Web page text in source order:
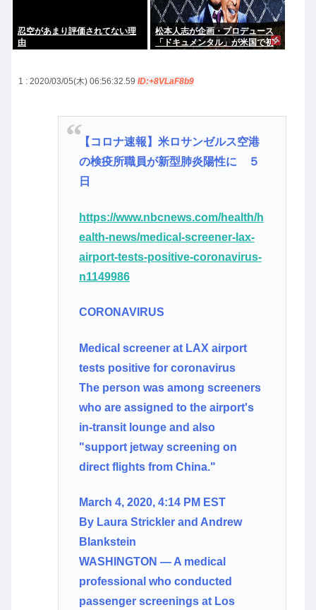
忍空があまり評価されてない理
由
松本人志が企画・プロデュース
「ドキュメンタル」が米国で初
1 : 2020/03/05(木) 06:56:32.59 ID:+8VLaF8b9
【コロナ速報】米ロサンゼルス空港
の検疫所職員が新型肺炎陽性に ５
日
https://www.nbcnews.com/health/h
ealth-news/medical-screener-lax-
airport-tests-positive-coronavirus-
n1149986
CORONAVIRUS
Medical screener at LAX airport
tests positive for coronavirus
The person was among screeners
who are assigned to the airport's
in-transit lounge and also
"support jetway screening on
direct flights from China."
March 4, 2020, 4:14 PM EST
By Laura Strickler and Andrew
Blankstein
WASHINGTON ― A medical
professional who conducted
passenger screenings at Los